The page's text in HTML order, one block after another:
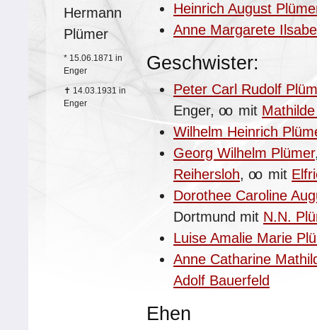
Hermann
Plümer
* 15.06.1871 in
Enger
✝ 14.03.1931 in
Enger
Heinrich August
Anne Margarete
Geschwister:
Peter Carl Rudolf
Enger, oo mit
Wilhelm Heinrich
Georg Wilhelm Plümer
Reihersloh, oo mit
Dorothee Caroline
Dortmund mit N.N.
Luise Amalie Marie
Anne Catharine
Adolf Bauerfeld
Ehen